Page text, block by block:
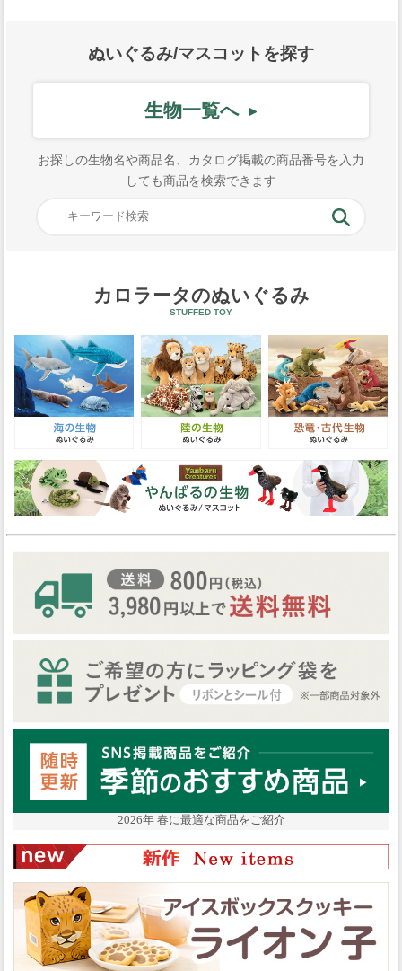
ぬいぐるみ/マスコットを探す
生物一覧へ
お探しの生物名や商品名、カタログ掲載の商品番号を入力
しても商品を検索できます
カロラータのぬいぐるみ
STUFFED TOY